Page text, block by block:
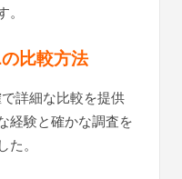
比較方法
詳細な比較を提供
経験と確かな調査を
。